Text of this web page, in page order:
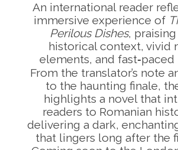
An international reader
immersive experience of
Perilous Dishes,
historical context, vivid
elements, and fast‑paced
From the translator’s note
to the haunting finale,
highlights a novel that
readers to Romanian
delivering a dark,
that lingers long after the